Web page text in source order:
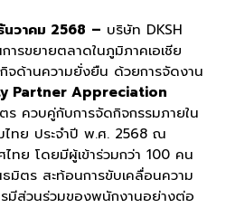
นวาคม 2568 – บริษัท DKSH
ารขยายตลาดในภูมิภาคเอเชีย
จด้านความยั่งยืน ด้วยการจัดงาน
Partner Appreciation
ควบคู่กับการจัดกิจกรรมภายใน
ไทย ประจำปี พ.ศ. 2568 ณ
ไทย โดยมีผู้เข้าร่วมกว่า 100 คน
มิตร สะท้อนการขับเคลื่อนความ
มีส่วนร่วมของพนักงานอย่างต่อ